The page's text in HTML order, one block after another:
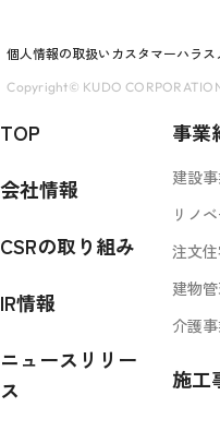
個人情報の取扱い カスタマーハラ
Copyright© KUDO
TOP
会社情報
CSRの取り組み
IR情報
ニュースリリー
ス
事業
建設
リノ
注文
建物
介護
施工